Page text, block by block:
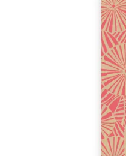
Minipédie
Aktivity /